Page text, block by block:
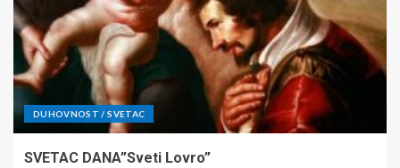
DUHOVNOST / SVETAC
SVETAC DANA”Sveti Lovro”